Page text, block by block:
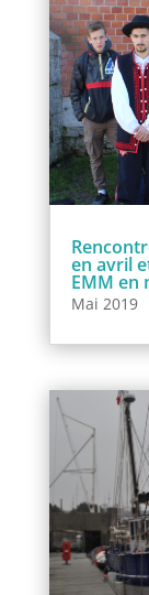
en avril
EMM en
Mai 2019